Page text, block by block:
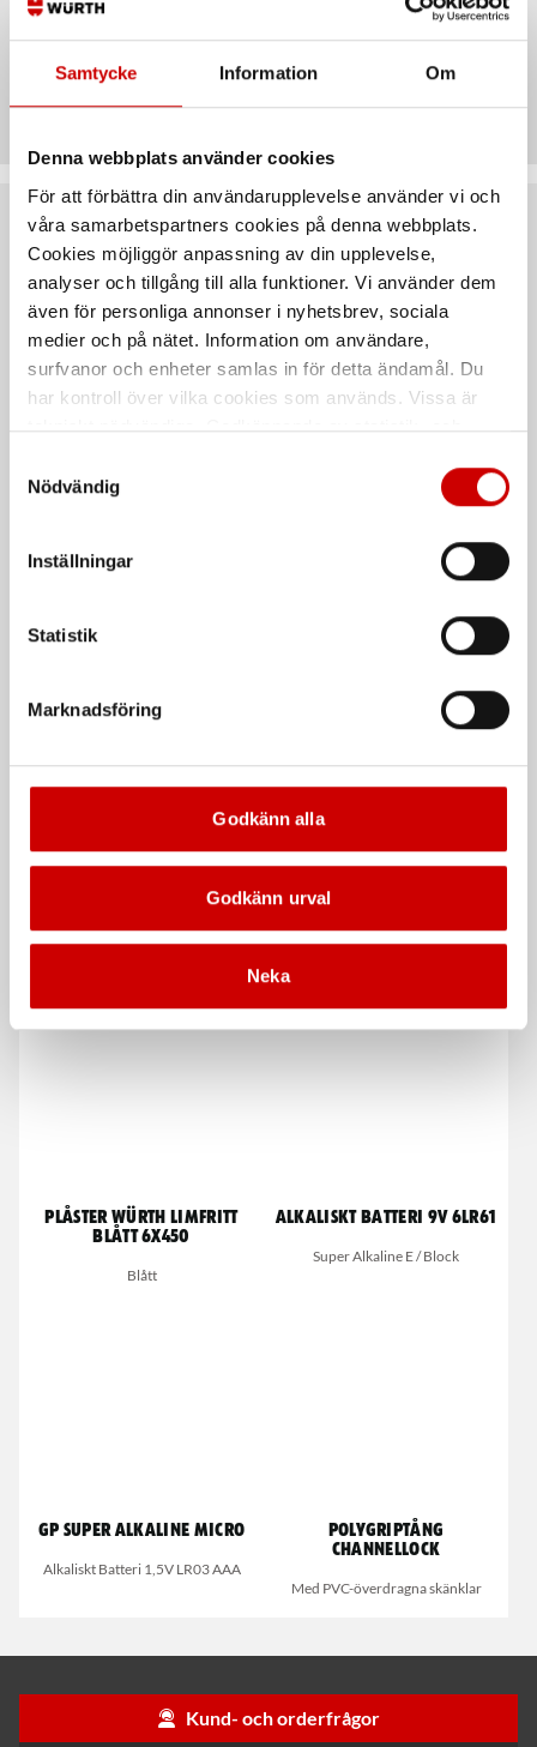
Samtycke Information Om
Denna webbplats använder cookies
För att förbättra din användarupplevelse använder vi och
våra samarbetspartners cookies på denna webbplats.
Cookies möjliggör anpassning av din upplevelse,
analyser och tillgång till alla funktioner. Vi använder dem
även för personliga annonser i nyhetsbrev, sociala
medier och på nätet. Information om användare,
surfvanor och enheter samlas in för detta ändamål. Du
har kontroll över vilka cookies som används. Vissa är
tekniskt nödvändiga. Godkännande av statistik- och
länder utanför EU med olika dataskyddsnormer. Genom
att godkänna samtycker du till sådana överföringar. Läs
Nödvändig
Inställningar
Statistik
Marknadsföring
Godkänn alla
Godkänn urval
Neka
Teknisk data
Rekommenderat baserat på vald produkt
Tilläggsdel för Basic
Förvaringshylla
De som köpte, köpte även
Plåster Würth Limfritt
Blått 6X450
Blått
Alkaliskt Batteri 9V 6LR61
Super Alkaline E / Block
GP Super Alkaline Micro
Alkaliskt Batteri 1,5V LR03 AAA
Polygriptång
Channellock
Med PVC-överdragna skänklar
Kund- och orderfrågor